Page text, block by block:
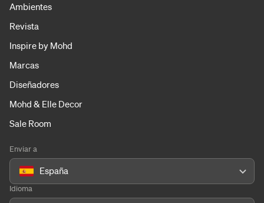
Ambientes
Revista
Inspire by Mohd
Marcas
Diseñadores
Mohd & Elle Decor
Sale Room
Enviar a
España
Idioma